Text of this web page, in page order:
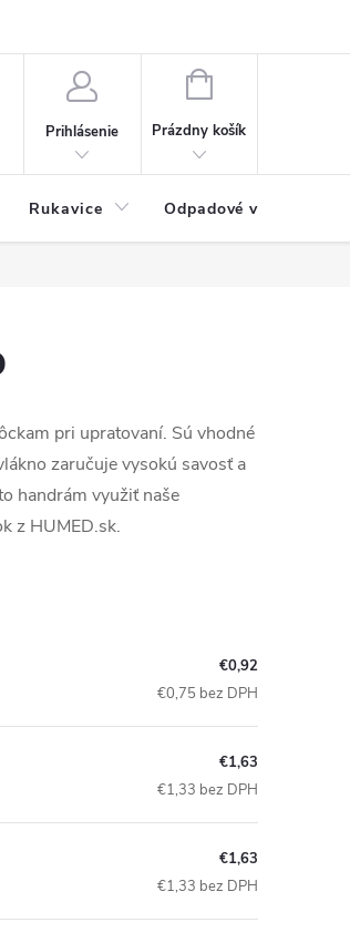
Prihlásenie
NÁKUPNÝ
Prázdny košík
Rukavice Odpadové vrecia
pri upratovaní. Sú vhodné
zaručuje vysokú savosť a
handrám využiť naše
z HUMED.sk.
€0,92
€0,75 bez DPH
€1,63
€1,33 bez DPH
€1,63
€1,33 bez DPH